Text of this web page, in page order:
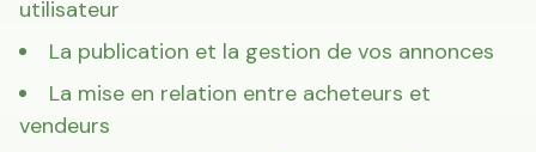
utilisateur
La publication et la gestion de vos annonces
La mise en relation entre acheteurs et
vendeurs